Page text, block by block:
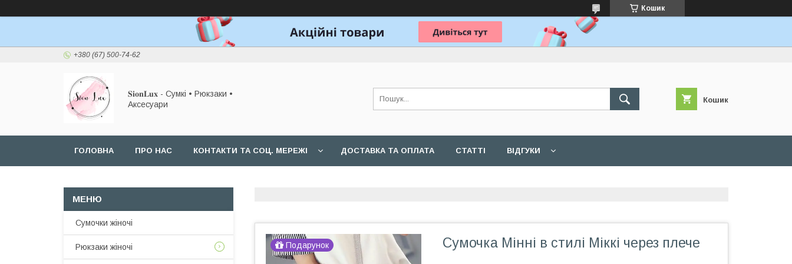
Кошик
+380 (67) 500-74-62
𝐒𝐢𝐨𝐧𝐋𝐮𝐱 - Сумкі • Рюкзаки •
Аксесуари
Кошик
ГОЛОВНА ПРО НАС КОНТАКТИ ТА СОЦ. МЕРЕЖІ ДОСТАВКА ТА ОПЛАТА СТАТТІ ВІДГУКИ
Подарунок Сумочка Мінні в стилі Міккі через плече
Сумочки жіночі
Рюкзаки жіночі